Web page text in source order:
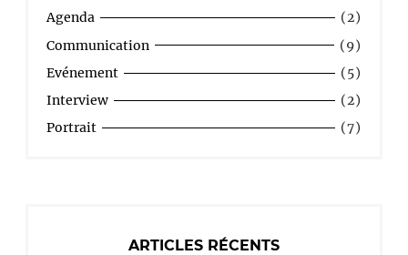
Agenda
(2)
Communication
(9)
Evénement
(5)
Interview
(2)
Portrait
(7)
ARTICLES RÉCENTS